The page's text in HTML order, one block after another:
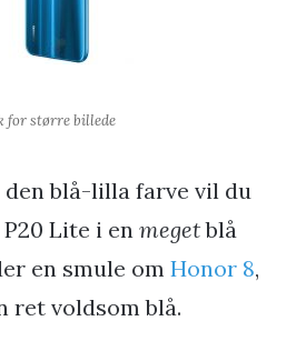
for større billede
den blå-lilla farve vil du
Lite i en megetblå
en smule om Honor 8,
ret voldsom blå.